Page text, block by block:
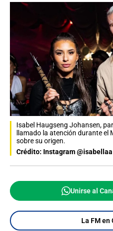
Isabel Haugseng Johansen,
llamado la atención durante el
sobre su origen.
Crédito: Instagram @isabellaa
Unirse al
La FM en